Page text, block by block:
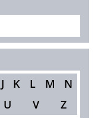
J K L M
N
U V Z